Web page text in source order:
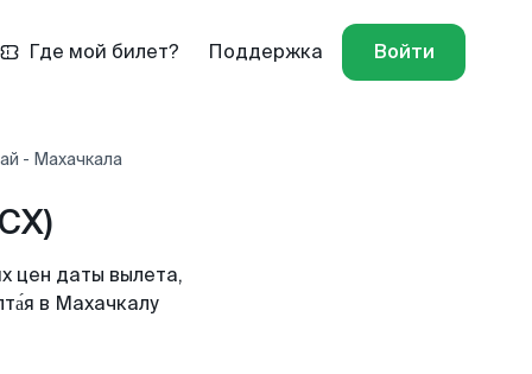
Где мой билет? Поддержка Войти
- Махачкала
цен даты вылета,
в Махачкалу